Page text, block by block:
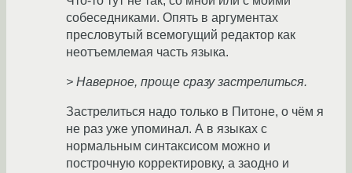
собеседниками. Опять в аргументах
пресловутый всемогущий редактор как
неотъемлемая часть языка.
> Наверное, проще сразу застрелиться.
Застрелиться надо только в Питоне, о чём я
не раз уже упоминал. А в языках с
нормальным синтаксисом можно и
построчную корректировку, а заодно и